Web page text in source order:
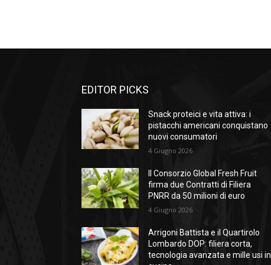
EDITOR PICKS
Snack proteici e vita attiva: i
pistacchi americani conquistano
nuovi consumatori
4 Giugno 2026
Il Consorzio Global Fresh Fruit
firma due Contratti di Filiera
PNRR da 50 milioni di euro
4 Giugno 2026
Arrigoni Battista e il Quartirolo
Lombardo DOP: filiera corta,
tecnologia avanzata e mille usi in